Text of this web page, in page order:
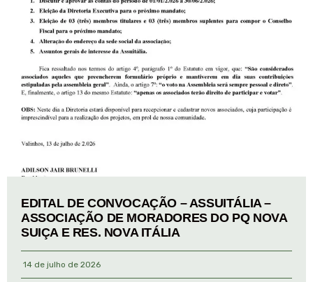
EDITAL DE CONVOCAÇÃO – ASSUITÁLIA –
ASSOCIAÇÃO DE MORADORES DO PQ NOVA
SUIÇA E RES. NOVA ITÁLIA
14 de julho de 2026